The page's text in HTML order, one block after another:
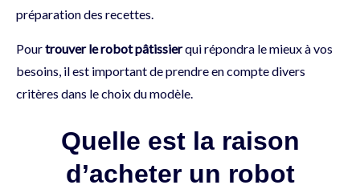
préparation des recettes.
Pourtrouver le robot pâtissierqui répondra le mieux à vos
besoins, il est important de prendre en compte divers
critères dans le choix du modèle.
Quelle est la raison
d’acheter un robot